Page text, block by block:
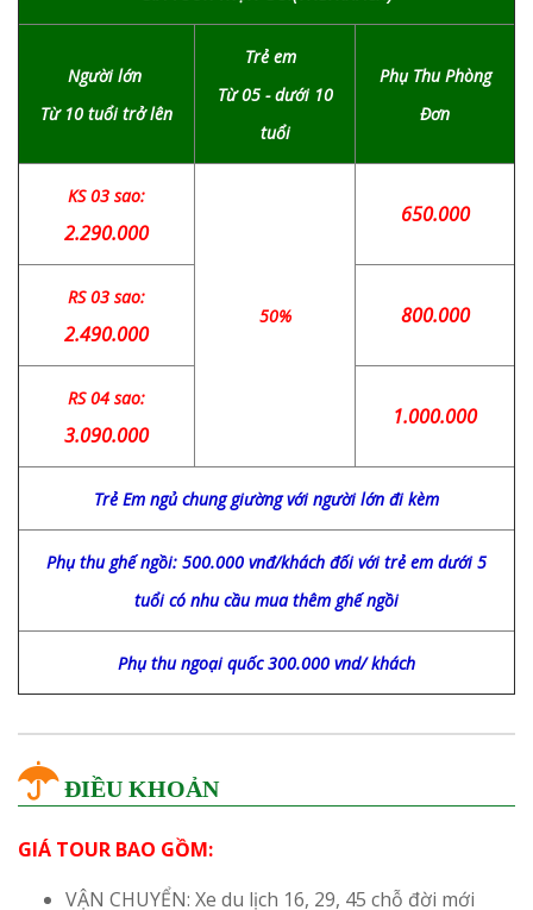
Người lớn
Từ 10 tuổi trở lên
Trẻ em
Từ 05 - dưới 10
tuổi
Phụ Thu Phòng
Đơn
KS 03 sao:
2.290.000
50%
650.000
RS 03 sao:
2.490.000
800.000
RS 04 sao:
3.090.000
1.000.000
Trẻ Em ngủ chung giường với người lớn đi kèm
Phụ thu ghế ngồi: 500.000 vnđ/khách đối với trẻ em dưới 5
tuổi có nhu cầu mua thêm ghế ngồi
Phụ thu ngoại quốc 300.000 vnd/ khách
ĐIỀU KHOẢN
GIÁ TOUR BAO GỒM:
VẬN CHUYỂN: Xe du lịch 16, 29, 45 chỗ đời mới